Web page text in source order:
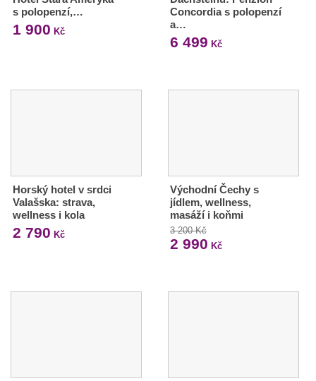
s polopenzí,…
1 900 Kč
Concordia s polopenzí
a…
6 499 Kč
Horský hotel v srdci
Valašska: strava,
wellness i kola
2 790 Kč
Východní Čechy s
jídlem, wellness,
masáží i koňmi
3 200 Kč
2 990 Kč